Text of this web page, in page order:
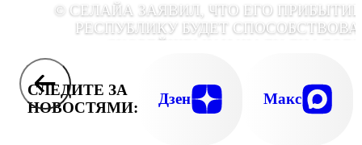
© СЕЛАЙА ЗАЯВИЛ, ЧТО ЕГО
РЕСПУБЛИКУ БУДЕТ
СКОРЕЙШЕМУ НАЧАЛУ
ВОЗМОЖНОЙ НОРМАЛИЗАЦИИ
ГОНДУРАСЕ И ПУТЯХ РАЗРЕШЕНИЯ
СЛЕДИТЕ ЗА
НОВОСТЯМИ:
Дзен Макс